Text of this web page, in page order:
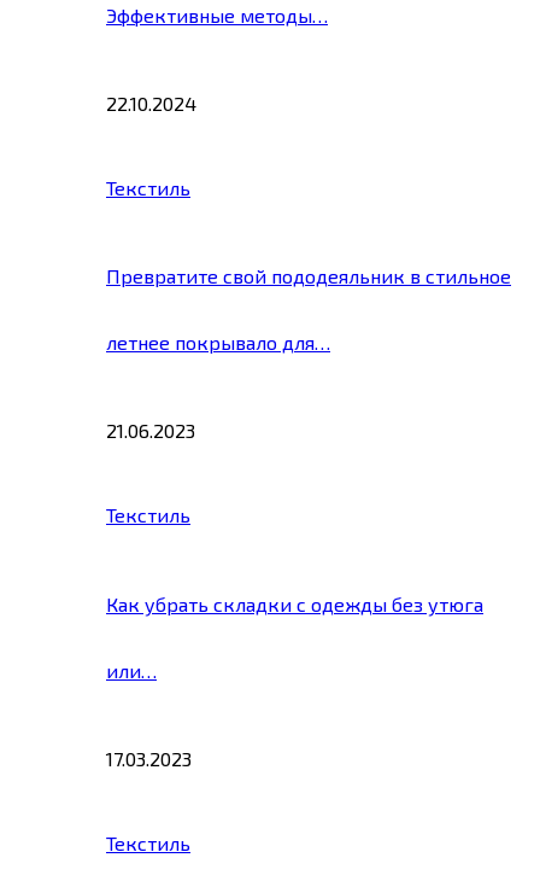
Эффективные методы…
22.10.2024
Текстиль
Превратите свой пододеяльник в стильное
летнее покрывало для…
21.06.2023
Текстиль
Как убрать складки с одежды без утюга
или…
17.03.2023
Текстиль